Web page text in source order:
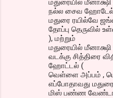
நல்ல சைவ
மதுரை ரயில்வே
தோப்பு தெருவில்
), மற்றும்
மதுரையில்
வடக்கு சித்திரை
ஹோட்டல் (
வெள்ளை அப்பம் ,
எப்போதாவது
மிஸ் பண்ண